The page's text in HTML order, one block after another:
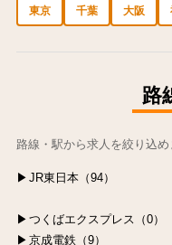
東京 千葉 大阪
路
路線・駅から求人を絞り込め
JR東日本（94）
つくばエクスプレス（0）
京成電鉄（9）